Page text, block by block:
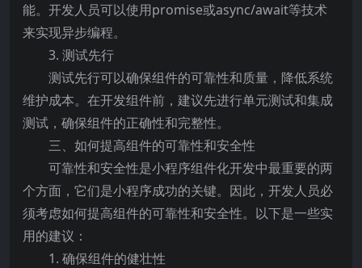
能。开发人员可以使用promise或async/await等技术
来实现异步编程。
3. 测试先行
测试先行可以确保组件的可靠性和质量，降低系统
维护成本。在开发组件前，建议先进行单元测试和集成
测试，确保组件的正确性和完整性。
三、如何提高组件的可靠性和安全性
可靠性和安全性是小程序组件化开发中最重要的两
个方面，它们是小程序成功的关键。因此，开发人员必
须考虑如何提高组件的可靠性和安全性。以下是一些实
用的建议：
1. 确保组件的健壮性